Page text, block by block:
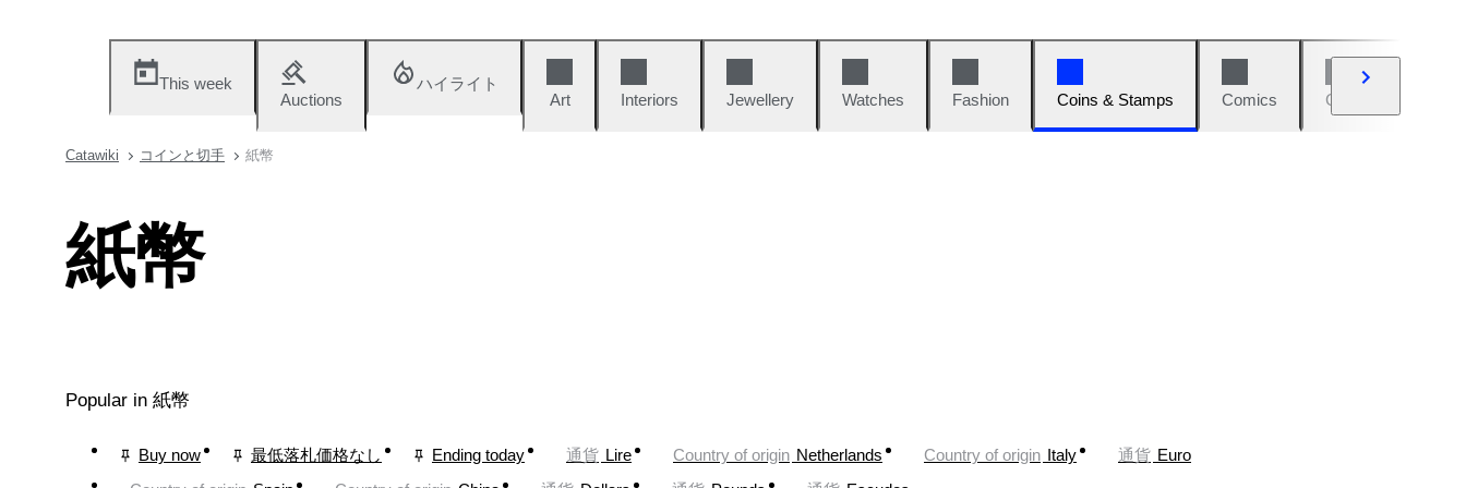
This week
Auctions
ハイライト
Art
Interiors Jewellery Watches Fashion Coins & Stamps Comics Cars & Bikes
Catawiki コインと切手 紙幣
紙幣
Popular in 紙幣
Buy now 最低落札価格なし Ending today 通貨 Lire Country of origin Netherlands Country of origin Italy 通貨 Euro